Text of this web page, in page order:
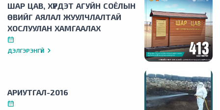
ШАР ЦАВ, ХҮРДЭТ АГУЙН СОЁЛЫН
ӨВИЙГ АЯЛАЛ ЖУУЛЧЛАЛТАЙ
ХОСЛУУЛАН ХАМГААЛАХ
ДЭЛГЭРЭНГҮЙ
АРИУТГАЛ-2016